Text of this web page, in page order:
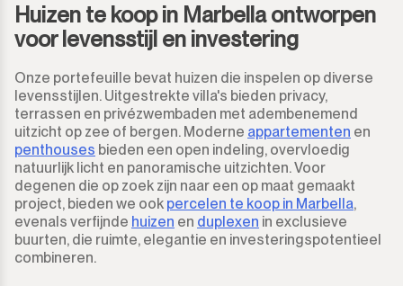
Huizen te koop in Marbella ontworpen
voor levensstijl en investering
Onze portefeuille bevat huizen die inspelen op diverse
levensstijlen. Uitgestrekte villa's bieden privacy,
terrassen en privézwembaden met adembenemend
uitzicht op zee of bergen. Moderne appartementen en
penthouses bieden een open indeling, overvloedig
natuurlijk licht en panoramische uitzichten. Voor
degenen die op zoek zijn naar een op maat gemaakt
project, bieden we ook percelen te koop in Marbella,
evenals verfijnde huizen en duplexen in exclusieve
buurten, die ruimte, elegantie en investeringspotentieel
combineren.